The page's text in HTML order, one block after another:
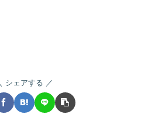
シェアする